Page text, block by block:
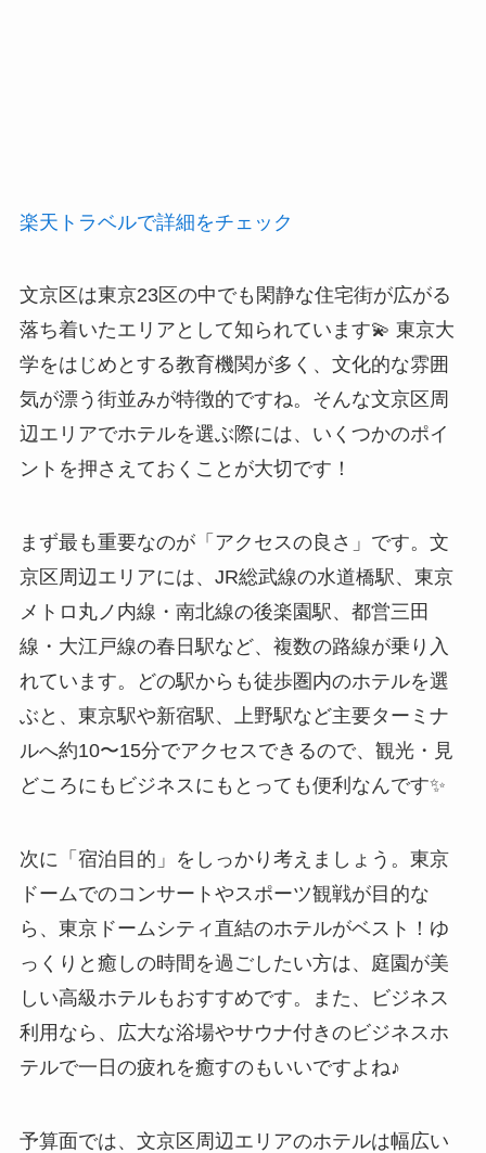
楽天トラベルで詳細をチェック
文京区は東京23区の中でも閑静な住宅街が広がる
落ち着いたエリアとして知られています💫 東京大
学をはじめとする教育機関が多く、文化的な雰囲
気が漂う街並みが特徴的ですね。そんな文京区周
辺エリアでホテルを選ぶ際には、いくつかのポイ
ントを押さえておくことが大切です！
まず最も重要なのが「アクセスの良さ」です。文
京区周辺エリアには、JR総武線の水道橋駅、東京
メトロ丸ノ内線・南北線の後楽園駅、都営三田
線・大江戸線の春日駅など、複数の路線が乗り入
れています。どの駅からも徒歩圏内のホテルを選
ぶと、東京駅や新宿駅、上野駅など主要ターミナ
ルへ約10〜15分でアクセスできるので、観光・見
どころにもビジネスにもとっても便利なんです✨
次に「宿泊目的」をしっかり考えましょう。東京
ドームでのコンサートやスポーツ観戦が目的な
ら、東京ドームシティ直結のホテルがベスト！ゆ
っくりと癒しの時間を過ごしたい方は、庭園が美
しい高級ホテルもおすすめです。また、ビジネス
利用なら、広大な浴場やサウナ付きのビジネスホ
テルで一日の疲れを癒すのもいいですよね♪
予算面では、文京区周辺エリアのホテルは幅広い